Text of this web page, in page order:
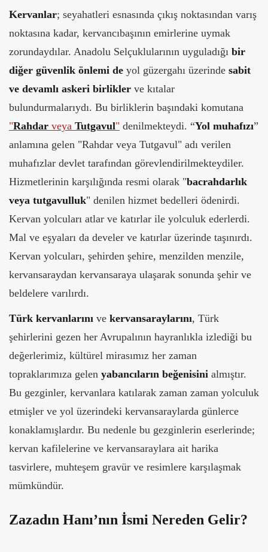
Kervanlar; seyahatleri esnasında çıkış noktasından varış
noktasına kadar, kervancıbaşının emirlerine uymak
zorundaydılar. Anadolu Selçuklularının uyguladığı bir
diğer güvenlik önlemi de yol güzergahı üzerinde sabit
ve devamlı askeri birlikler ve kıtalar
bulundurmalarıydı. Bu birliklerin başındaki komutana
"Rahdar veya Tutgavul" denilmekteydi. “Yol muhafızı”
anlamına gelen "Rahdar veya Tutgavul" adı verilen
muhafızlar devlet tarafından görevlendirilmekteydiler.
Hizmetlerinin karşılığında resmi olarak "bacrahdarlık
veya tutgavulluk" denilen hizmet bedelleri ödenirdi.
Kervan yolcuları atlar ve katırlar ile yolculuk ederlerdi.
Mal ve eşyaları da develer ve katırlar üzerinde taşınırdı.
Kervan yolcuları, şehirden şehire, menzilden menzile,
kervansaraydan kervansaraya ulaşarak sonunda şehir ve
beldelere varılırdı.
Türk kervanlarını ve kervansaraylarını, Türk
şehirlerini gezen her Avrupalının hayranlıkla izlediği bu
değerlerimiz, kültürel mirasımız her zaman
topraklarımıza gelen yabancıların beğenisini almıştır.
Bu gezginler, kervanlara katılarak zaman zaman yolculuk
etmişler ve yol üzerindeki kervansaraylarda günlerce
konaklamışlardır. Bu nedenle bu gezginlerin eserlerinde;
kervan kafilelerine ve kervansaraylara ait harika
tasvirlere, muhteşem gravür ve resimlere karşılaşmak
mümkündür.
Zazadın Hanı’nın İsmi Nereden Gelir?